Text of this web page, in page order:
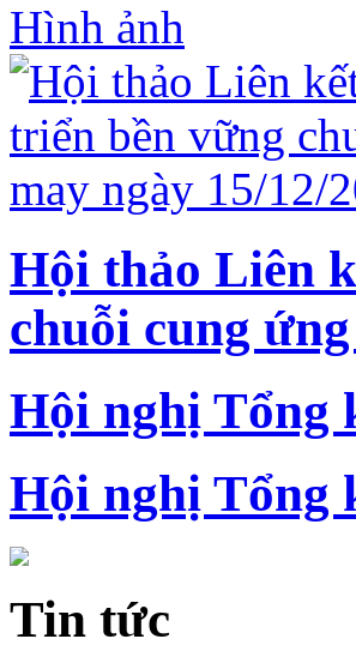
Hình ảnh
Hội thảo Liên
chuỗi cung
Hội nghị Tổng
Hội nghị Tổng
Tin tức